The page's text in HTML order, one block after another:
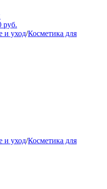
руб.
и уход/Косметика для
и уход/Косметика для